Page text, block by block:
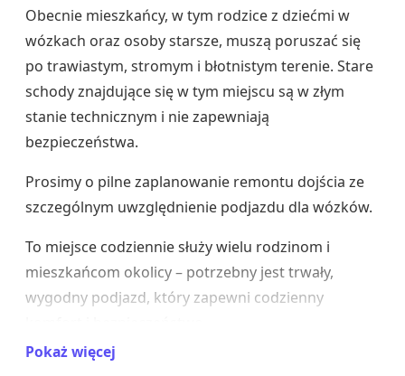
Obecnie mieszkańcy, w tym rodzice z dziećmi w
wózkach oraz osoby starsze, muszą poruszać się
po trawiastym, stromym i błotnistym terenie. Stare
schody znajdujące się w tym miejscu są w złym
stanie technicznym i nie zapewniają
bezpieczeństwa.
Prosimy o pilne zaplanowanie remontu dojścia ze
szczególnym uwzględnienie podjazdu dla wózków.
To miejsce codziennie służy wielu rodzinom i
mieszkańcom okolicy – potrzebny jest trwały,
wygodny podjazd, który zapewni codzienny
Pokaż więcej